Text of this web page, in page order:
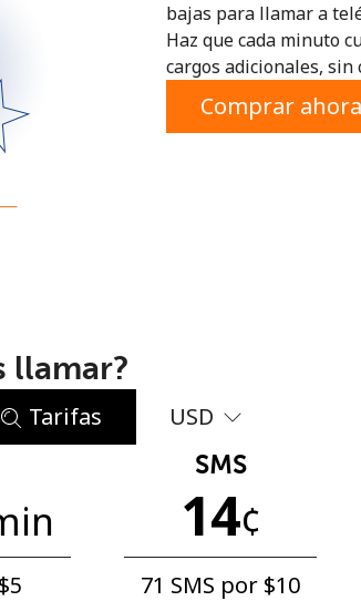
No se ha creado una
8 caracteres
mayúscula y una minúscula
especial
bajas para llamar a
Haz que cada minuto
cargos adicionales,
Comprar ahora
llamar?
Tarifas USD
SMS
14¢
71 SMS por ⁦$10⁩